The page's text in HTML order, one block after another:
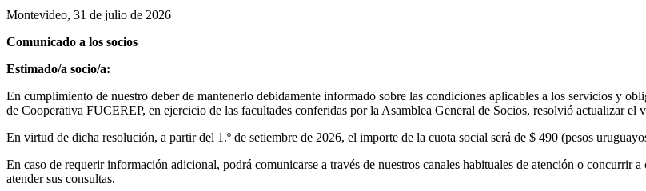
Montevideo, 31 de julio de 2026
Comunicado a los socios
Estimado/a socio/a:
En cumplimiento de nuestro deber de mantenerlo debidamente informado sobre las condiciones aplicables a los servicios y
de Cooperativa FUCEREP, en ejercicio de las facultades conferidas por la Asamblea General de Socios, resolvió actualizar el
En virtud de dicha resolución, a partir del 1.º de setiembre de 2026, el importe de la cuota social será de $ 490 (pesos
En caso de requerir información adicional, podrá comunicarse a través de nuestros canales habituales de atención o concurrir
atender sus consultas.